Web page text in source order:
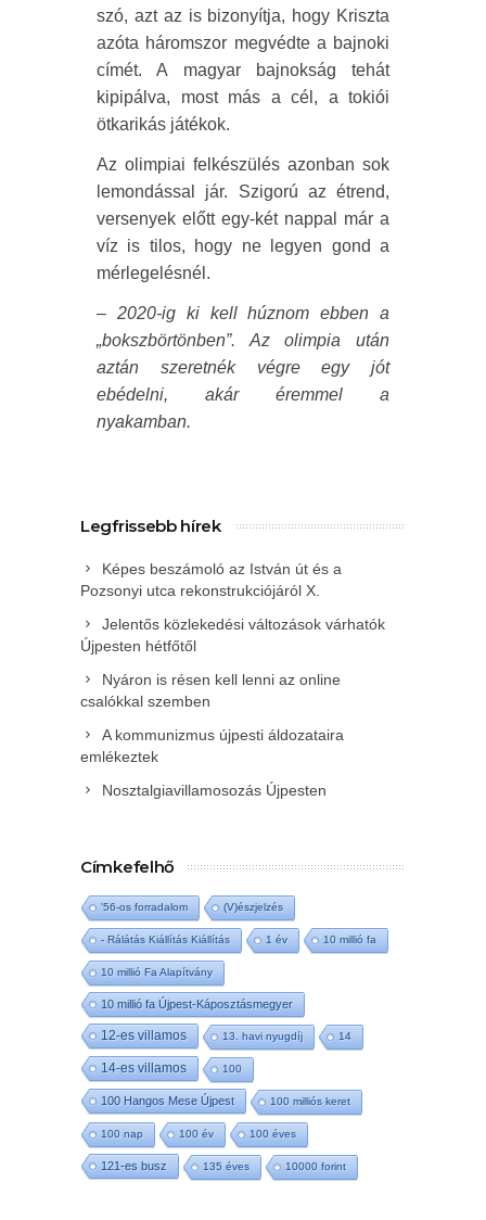
szó, azt az is bizonyítja, hogy Kriszta
azóta háromszor megvédte a bajnoki
címét. A magyar bajnokság tehát
kipipálva, most más a cél, a tokiói
ötkarikás játékok.
Az olimpiai felkészülés azonban sok
lemondással jár. Szigorú az étrend,
versenyek előtt egy-két nappal már a
víz is tilos, hogy ne legyen gond a
mérlegelésnél.
– 2020-ig ki kell húznom ebben a
„bokszbörtönben”. Az olimpia után
aztán szeretnék végre egy jót
ebédelni, akár éremmel a
nyakamban.
Legfrissebb hírek
Képes beszámoló az István út és a
Pozsonyi utca rekonstrukciójáról X.
Jelentős közlekedési változások várhatók
Újpesten hétfőtől
Nyáron is résen kell lenni az online
csalókkal szemben
A kommunizmus újpesti áldozataira
emlékeztek
Nosztalgiavillamosozás Újpesten
Címkefelhő
'56-os forradalom (V)észjelzés
- Rálátás Kiállítás Kiállítás 1 év 10 millió fa
10 millió Fa Alapítvány
10 millió fa Újpest-Káposztásmegyer
12-es villamos 13. havi nyugdíj 14
14-es villamos 100
100 Hangos Mese Újpest 100 milliós keret
100 nap 100 év 100 éves
121-es busz 135 éves 10000 forint